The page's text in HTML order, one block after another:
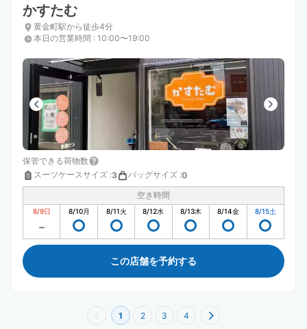
かすたむ
黄金町駅から徒歩4分
本日の営業時間 : 10:00〜19:00
保管できる荷物数
スーツケースサイズ :3 バッグサイズ :0
空き時間
8/9日 8/10月 8/11火 8/12水 8/13木 8/14金 8/15土
この店舗を予約する
1 2 3 4